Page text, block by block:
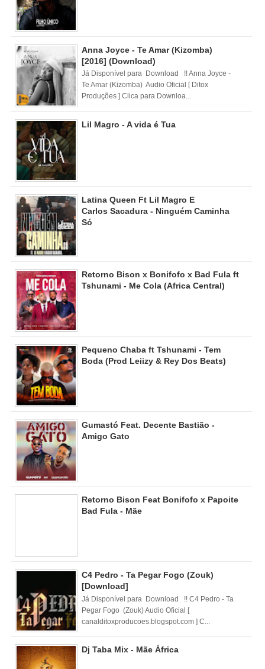
Anna Joyce - Te Amar (Kizomba)
[2016] (Download)
Já Disponível para Download !! Anna Joyce -
Te Amar (Kizomba) Audio Oficial [ Ditox
Produções ] Clica para Downloa...
Lil Magro - A vida é Tua
Latina Queen Ft Lil Magro E
Carlos Sacadura - Ninguém Caminha
Só
Retorno Bison x Bonifofo x Bad Fula ft
Tshunami - Me Cola (Africa Central)
Pequeno Chaba ft Tshunami - Tem
Boda (Prod Leiizy & Rey Dos Beats)
Gumastó Feat. Decente Bastião -
Amigo Gato
Retorno Bison Feat Bonifofo x Papoite
Bad Fula - Mãe
C4 Pedro - Ta Pegar Fogo (Zouk)
[Download]
Já Disponível para Download !! C4 Pedro - Ta
Pegar Fogo (Zouk) Audio Oficial [
canalditoxproducoes.blogspot.com ] C...
Dj Taba Mix - Mãe África